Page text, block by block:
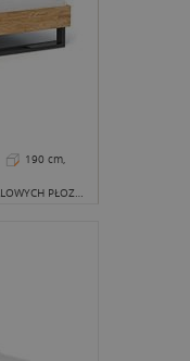
190 cm,
DREWNIANA KONSTRUKCJA NA METALOWYCH PŁOZACH